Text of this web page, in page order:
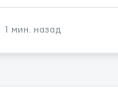
рефрижераторах. В
1 мин. назад